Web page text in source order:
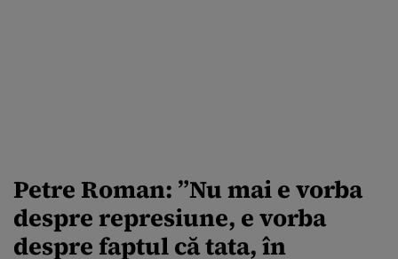
Petre Roman: ”Nu mai e vorba
despre represiune, e vorba
despre faptul că tata, în